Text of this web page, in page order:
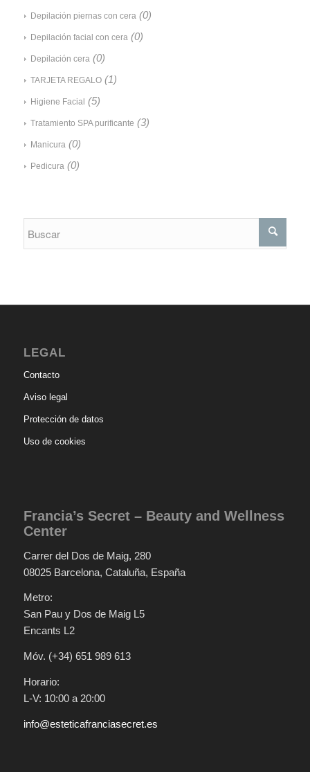
Depilación piernas con cera (0)
Depilación facial con cera (0)
Depilación cera (0)
TARJETA REGALO (1)
Higiene Facial (5)
Tratamiento SPA purificante (3)
Manicura (0)
Pedicura (0)
LEGAL
Contacto
Aviso legal
Protección de datos
Uso de cookies
Francia’s Secret – Beauty and Wellness
Center
Carrer del Dos de Maig, 280
08025 Barcelona, Cataluña, España
Metro:
San Pau y Dos de Maig L5
Encants L2
Móv. (+34) 651 989 613
Horario:
L-V: 10:00 a 20:00
info@esteticafranciasecret.es